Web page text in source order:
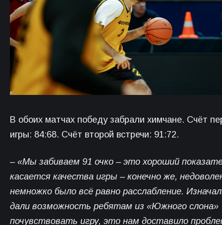
В обоих матчах победу забрали химчане. Счёт
игры: 84:68. Счёт второй встречи: 91:72.
– «Мы забиваем 91 очко – это хороший
касается качества игры – конечно же,
немножко было всё равно расслабление.
дали возможность ребятам из «Южного слона»
почувствовать игру, это нам доставило